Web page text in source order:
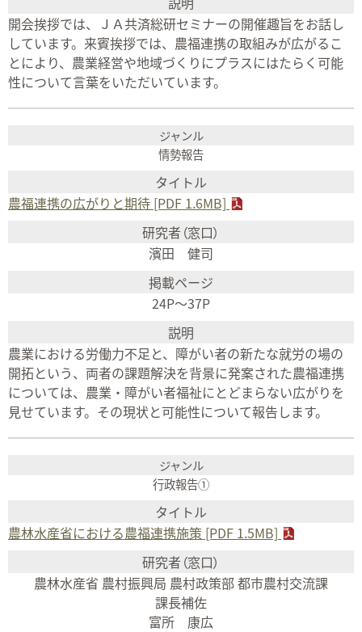
開会挨拶では、ＪＡ共済総研セミナーの開催趣旨をお話し
しています。来賓挨拶では、農福連携の取組みが広がるこ
とにより、農業経営や地域づくりにプラスにはたらく可能
性について言葉をいただいています。
情勢報告
農福連携の広がりと期待 [PDF 1.6MB]
濱田 健司
24P〜37P
農業における労働力不足と、障がい者の新たな就労の場の
開拓という、両者の課題解決を背景に発案された農福連携
については、農業・障がい者福祉にとどまらない広がりを
見せています。その現状と可能性について報告します。
行政報告①
農林水産省における農福連携施策 [PDF 1.5MB]
農林水産省 農村振興局 農村政策部 都市農村交流課
課長補佐
富所 康広